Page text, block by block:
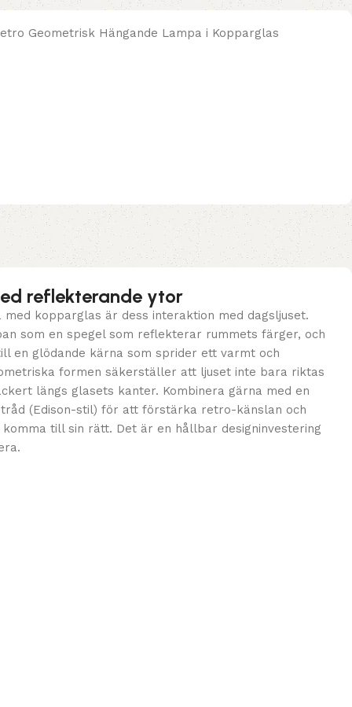
reflekterande ytor
kopparglas är dess interaktion med dagsljuset.
som en spegel som reflekterar rummets färger, och
en glödande kärna som sprider ett varmt och
formen säkerställer att ljuset inte bara riktas
längs glasets kanter. Kombinera gärna med en
(Edison-stil) för att förstärka retro-känslan och
till sin rätt. Det är en hållbar designinvestering